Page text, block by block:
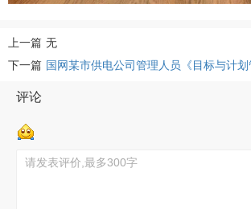
上一篇 无
下一篇
评论